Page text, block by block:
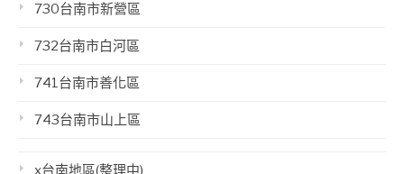
730台南市新營區
732台南市白河區
741台南市善化區
743台南市山上區
x台南地區(整理中)